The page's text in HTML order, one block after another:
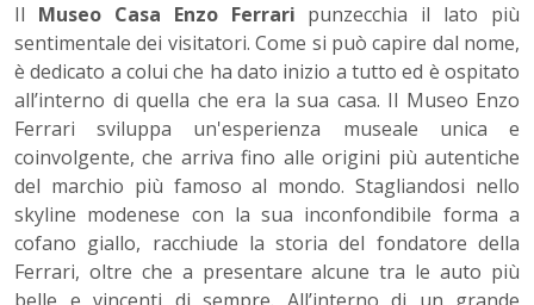
Il Museo Casa Enzo Ferrari punzecchia il lato più
sentimentale dei visitatori. Come si può capire dal nome,
è dedicato a colui che ha dato inizio a tutto ed è ospitato
all’interno di quella che era la sua casa. Il Museo Enzo
Ferrari sviluppa un'esperienza museale unica e
coinvolgente, che arriva fino alle origini più autentiche
del marchio più famoso al mondo. Stagliandosi nello
skyline modenese con la sua inconfondibile forma a
cofano giallo, racchiude la storia del fondatore della
Ferrari, oltre che a presentare alcune tra le auto più